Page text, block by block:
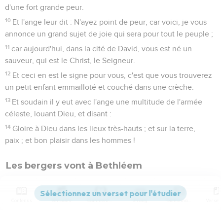
d'une fort grande peur.
10 Et l'ange leur dit : N'ayez point de peur, car voici, je vous
annonce un grand sujet de joie qui sera pour tout le peuple ;
11 car aujourd'hui, dans la cité de David, vous est né un
sauveur, qui est le Christ, le Seigneur.
12 Et ceci en est le signe pour vous, c'est que vous trouverez
un petit enfant emmailloté et couché dans une crèche.
13 Et soudain il y eut avec l'ange une multitude de l'armée
céleste, louant Dieu, et disant :
14 Gloire à Dieu dans les lieux très-hauts ; et sur la terre,
paix ; et bon plaisir dans les hommes !
Les bergers vont à Bethléem
au ciel, que les bergers dirent entre eux : Allons donc jusqu'à
Versions Commentaires Strong